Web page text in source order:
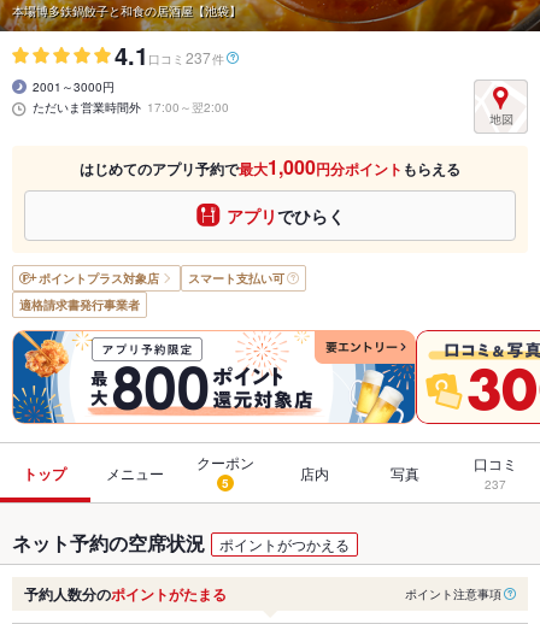
本場博多鉄鍋餃子と和食の居酒屋【池袋】
4.1 口コミ 237件
2001～3000円
ただいま営業時間外 17:00～翌2:00
はじめてのアプリ予約で最大1,000円分ポイント もらえる
アプリでひらく
ポイントプラス対象店
スマート支払い可
適格請求書発行事業者
トップ メニュー
クーポン
5 店内 写真 口コミ
237
ネット予約の空席状況 ポイントがつかえる
予約人数分のポイントがたまる ポイント注意事項